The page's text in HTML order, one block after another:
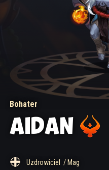
Bohater
AIDAN
Uzdrowiciel / Mag